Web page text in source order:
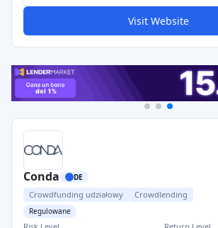
Visit Website
Conda DE
Crowdfunding udziałowy Crowdlending
Regulowane